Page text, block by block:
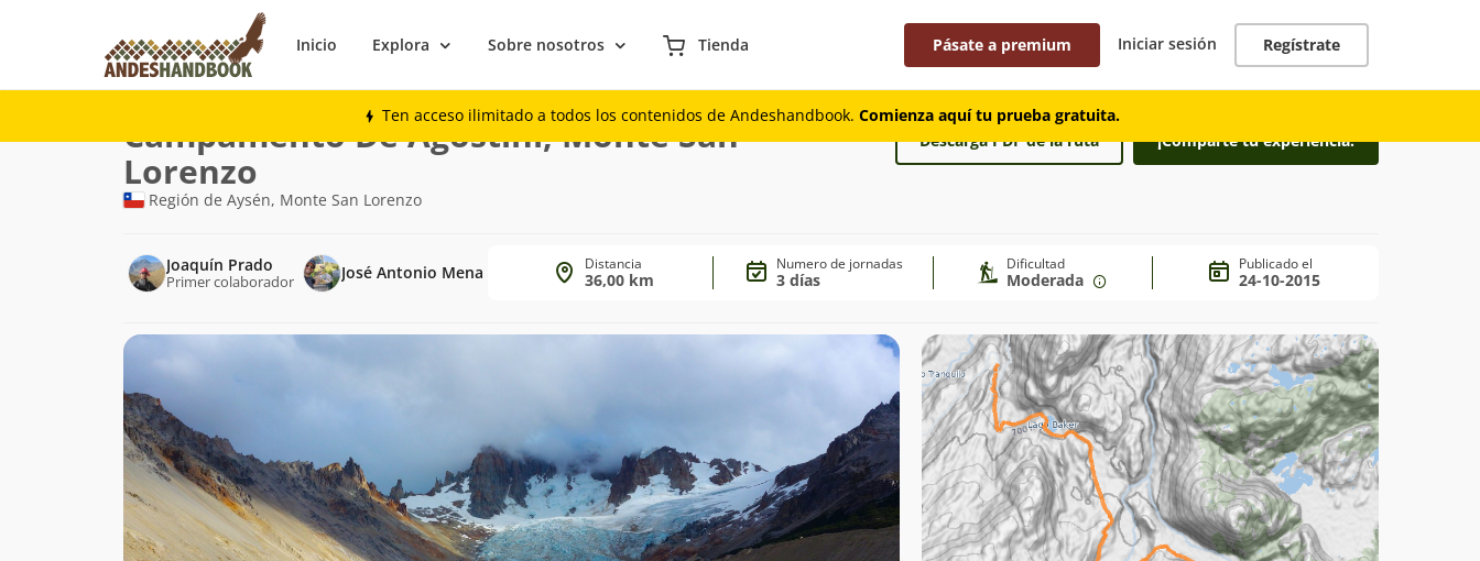
Inicio Explora Sobre nosotros Tienda Pásate a premium Iniciar sesión Regístrate
Ten acceso ilimitado a todos los contenidos de Andeshandbook. Comienza aquí tu prueba gratuita.
Trekking
Ruta
de
trekking
Campamento De Agostini, Monte San
Lorenzo
Región de Aysén, Monte San Lorenzo
Descarga PDF de la ruta ¡Comparte tu experiencia!
Joaquín Prado
Primer colaborador José Antonio Mena Distancia
36,00 km
Numero de jornadas
3 días
Dificultad
Moderada
Publicado el
24-10-2015